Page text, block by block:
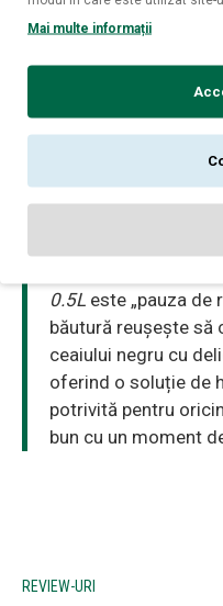
Tip:Băutură
0.5L este „pauza de
băutură reușește să
ceaiului negru cu
oferind o soluție de
potrivită pentru
bun cu un moment
REVIEW-URI
Mai multe informații